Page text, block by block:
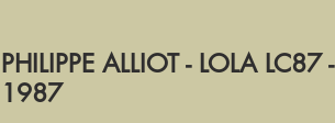
PHILIPPE ALLIOT - LOLA LC87 -
1987